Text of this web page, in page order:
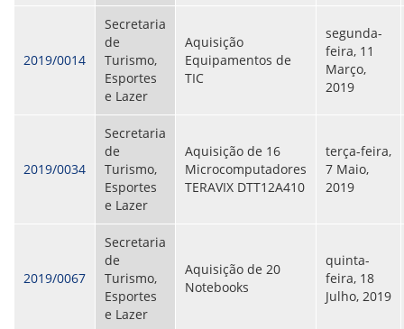
SERVIÇOS
PGDE - PROGRAMA DE GERENCIAMENTO DO
DESEMPENHO DOS EMPREGADOS DA EMPREL
AFASTAMENTOS DOS FUNCIONÁRIOS
CAPACITAÇÃO
EVENTOS DA EMPREL
PPP - PERFIL PROFISSIOGRÁFICO
PREVIDENCIÁRIO
PROGRAMA QUALIDADE DE VIDA
PROGRAMA DE ESTAGIÁRIO
SAÚDE DO TRABALHADOR
PGDE 2022
PGDE 2023
PGDE 2024
GESTÃO DA INFORMAÇÃO
BOLETIM INFORMATIVO
2019/0014
Secretaria
de
Turismo,
Esportes
e Lazer
Aquisição
Equipamentos de
TIC
segunda-
feira, 11
Março,
2019
2019/0034
Secretaria
de
Turismo,
Esportes
e Lazer
Aquisição de 16
Microcomputadores
TERAVIX DTT12A410
terça-feira,
7 Maio,
2019
2019/0067
Secretaria
de
Turismo,
Esportes
e Lazer
Aquisição de 20
Notebooks
quinta-
feira, 18
Julho, 2019